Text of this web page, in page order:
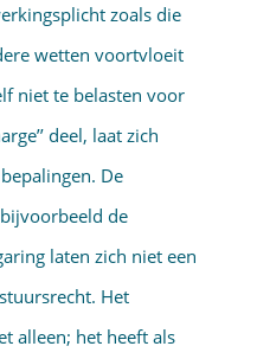
zoals die
wetten voortvloeit
niet te belasten voor
deel, laat zich
De
de
laten zich niet een
Het
alleen; het heeft als